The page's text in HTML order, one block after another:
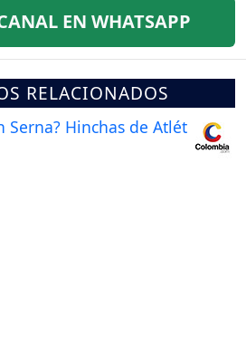
EN WHATSAPP
RELACIONADOS